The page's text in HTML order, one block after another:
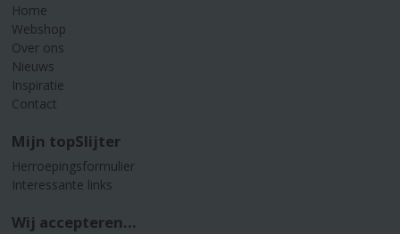
Home
Webshop
Over ons
Nieuws
Inspiratie
Contact
Mijn topSlijter
Herroepingsformulier
Interessante links
Wij accepteren...